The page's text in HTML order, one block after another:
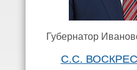
Губернатор
С.С.